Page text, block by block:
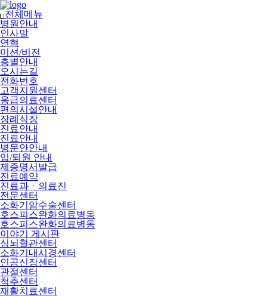
메
뉴
건
너
뛰
기
전체메뉴
병원안내
인사말
연혁
미션/비전
층별안내
오시는길
전화번호
고객지원센터
응급의료센터
편의시설안내
장례식장
진료안내
진료안내
병문안안내
입/퇴원 안내
제증명서발급
진료예약
진료과ㆍ의료진
전문센터
소화기암수술센터
호스피스완화의료병동
호스피스완화의료병동
이야기 게시판
심뇌혈관센터
소화기내시경센터
인공신장센터
관절센터
척추센터
재활치료센터